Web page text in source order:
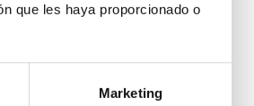
que les haya proporcionado o
Marketing